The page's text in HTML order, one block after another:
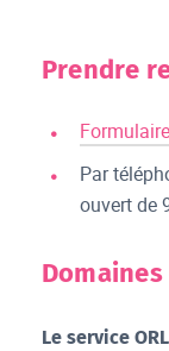
Prendre
Par
ouvert de
Le service